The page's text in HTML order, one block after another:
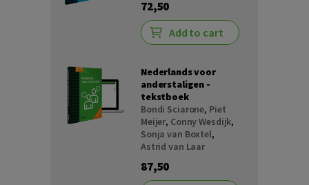
72,50
Add to cart
Nederlands voor
anderstaligen -
tekstboek
Bondi Sciarone, Piet
Meijer, Conny Wesdijk,
Sonja van Boxtel,
Astrid van Laar
87,50